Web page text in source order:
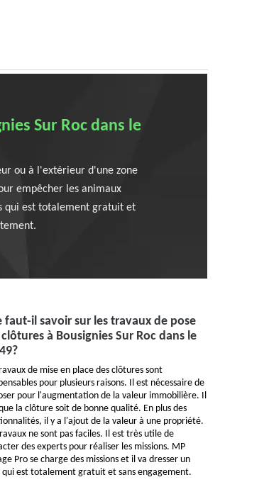
Sur Roc dans le
ou à l'extérieur d'une zone
empêcher les animaux
qui est totalement gratuit et
faut-il savoir sur les travaux de pose
à Bousignies Sur Roc dans le
de mise en place des clôtures sont
pour plusieurs raisons. Il est nécessaire de
pour l'augmentation de la valeur immobilière. Il
la clôture soit de bonne qualité. En plus des
il y a l'ajout de la valeur à une propriété.
ne sont pas faciles. Il est très utile de
des experts pour réaliser les missions. MP
Pro se charge des missions et il va dresser un
qui est totalement gratuit et sans engagement.